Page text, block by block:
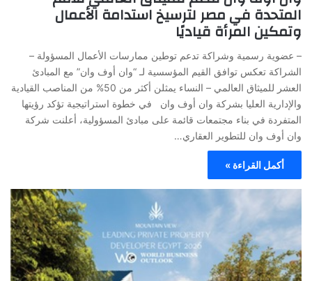
المتحدة في مصر لترسيخ استدامة الأعمال
وتمكين المرأة قياديًا
– عضوية رسمية وشراكة تدعم توطين ممارسات الأعمال المسؤولة –
الشراكة تعكس توافق القيم المؤسسية لـ “وان أوف وان” مع المبادئ
العشر للميثاق العالمي – النساء يمثلن أكثر من 50% من المناصب القيادية
والإدارية العليا بشركة وان أوف وان في خطوة استراتيجية تؤكد رؤيتها
المتفردة في بناء مجتمعات قائمة على مبادئ المسؤولية، أعلنت شركة
وان أوف وان للتطوير العقاري…
أكمل القراءة »